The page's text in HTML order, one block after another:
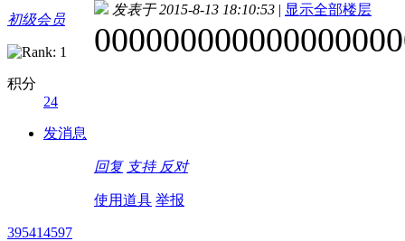
初级会员
积分
24
发消息
发表于 2015-8-13 18:10:53 | 显示全部楼层
回复 支持 反对
使用道具 举报
395414597